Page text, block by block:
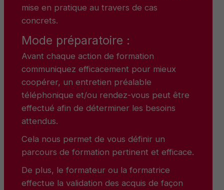
mise en pratique au travers de cas
concrets.
Mode préparatoire :
Avant chaque action de formation
communiquez efficacement pour mieux
coopérer, un entretien préalable
téléphonique et/ou rendez-vous peut être
effectué afin de déterminer les besoins
attendus.
Cela nous permet de vous définir un
parcours de formation pertinent et efficace.
De plus, le formateur ou la formatrice
effectue la validation des acquis de façon